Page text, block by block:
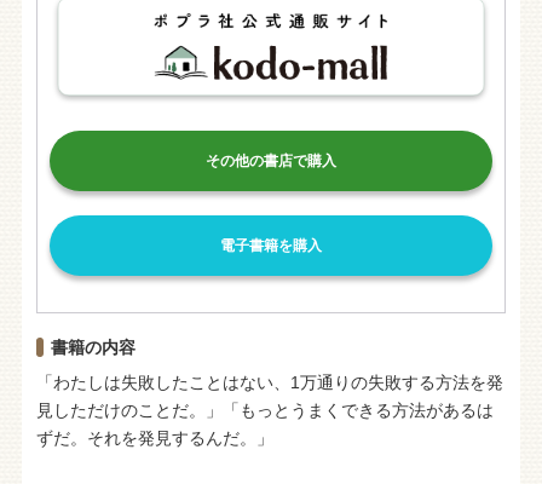
その他の書店で購入
電子書籍を購入
書籍の内容
「わたしは失敗したことはない、1万通りの失敗する方法を発
見しただけのことだ。」「もっとうまくできる方法があるは
ずだ。それを発見するんだ。」